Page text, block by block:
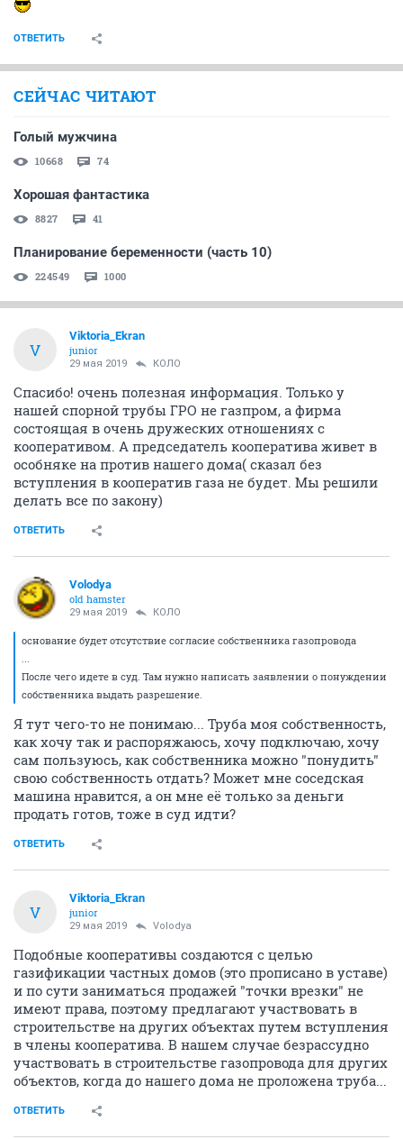
ОТВЕТИТЬ
СЕЙЧАС ЧИТАЮТ
Голый мужчина
10668 74
Хорошая фантастика
8827 41
Планирование беременности (часть 10)
224549 1000
V
Viktoria_Ekran
junior
29 мая 2019 КОЛО
Спасибо! очень полезная информация. Только у
нашей спорной трубы ГРО не газпром, а фирма
состоящая в очень дружеских отношениях с
кооперативом. А председатель кооператива живет в
особняке на против нашего дома( сказал без
вступления в кооператив газа не будет. Мы решили
делать все по закону)
ОТВЕТИТЬ
Volodya
old hamster
29 мая 2019 КОЛО
основание будет отсутствие согласие собственника газопровода
...
После чего идете в суд. Там нужно написать заявлении о понуждении
собственника выдать разрешение.
Я тут чего-то не понимаю... Труба моя собственность,
как хочу так и распоряжаюсь, хочу подключаю, хочу
сам пользуюсь, как собственника можно "понудить"
свою собственность отдать? Может мне соседская
машина нравится, а он мне её только за деньги
продать готов, тоже в суд идти?
ОТВЕТИТЬ
V
Viktoria_Ekran
junior
29 мая 2019 Volodya
Подобные кооперативы создаются с целью
газификации частных домов (это прописано в уставе)
и по сути заниматься продажей "точки врезки" не
имеют права, поэтому предлагают участвовать в
строительстве на других объектах путем вступления
в члены кооператива. В нашем случае безрассудно
участвовать в строительстве газопровода для других
объектов, когда до нашего дома не проложена труба...
ОТВЕТИТЬ